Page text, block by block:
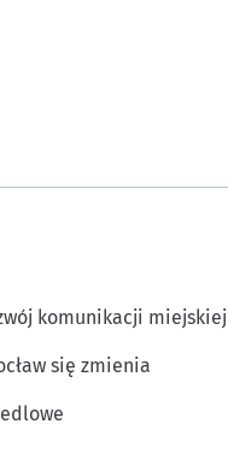
komunikacji miejskiej
się zmienia